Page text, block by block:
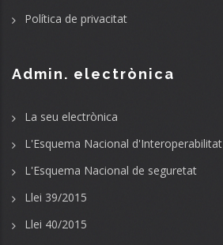
Política de privacitat
Admin. electrònica
La seu electrònica
L'Esquema Nacional d'Interoperabilitat
L'Esquema Nacional de seguretat
Llei 39/2015
Llei 40/2015